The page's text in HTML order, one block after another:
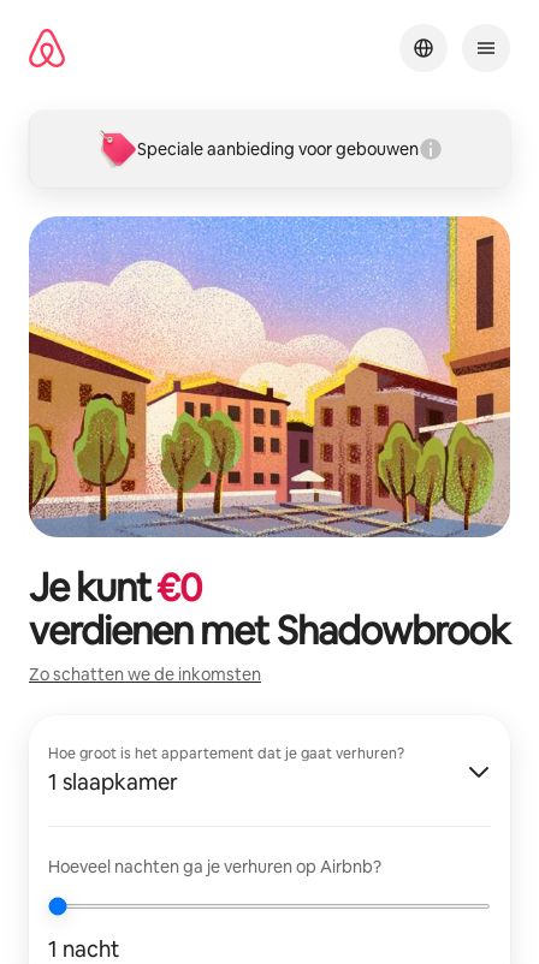
direct
naar
Speciale aanbieding voor gebouwen
Je kunt€0
verdienen metShadowbrook
Zo schatten we de inkomsten
Hoe groot is het appartement dat je gaat verhuren?
1 slaapkamer
Hoeveel nachten ga je verhuren op Airbnb?
1 nacht